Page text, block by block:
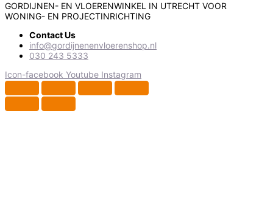
GORDIJNEN- EN VLOERENWINKEL IN UTRECHT VOOR
WONING- EN PROJECTINRICHTING
Contact Us
info@gordijnenenvloerenshop.nl
030 243 5333
Icon-facebook Youtube Instagram